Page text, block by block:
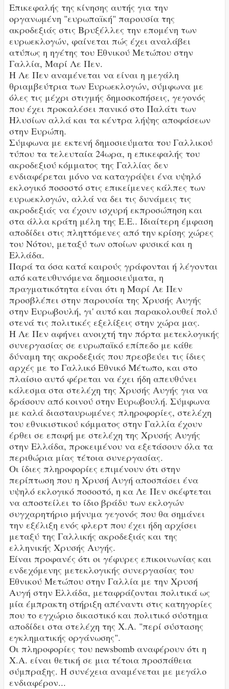
Επικεφαλής της κίνησης αυτής για την
οργανωμένη "ευρωπαϊκή" παρουσία της
ακροδεξιάς στις Βρυξέλλες την επομένη των
ευρωεκλογών, φαίνεται πώς έχει αναλάβει
ατύπως η ηγέτης του Εθνικού Μετώπου στην
Γαλλία, Μαρί Λε Πεν.
Η Λε Πεν αναμένεται να είναι η μεγάλη
θριαμβεύτρια των Ευρωεκλογών, σύμφωνα με
όλες τις μέχρι στιγμής δημοσκοπήσεις, γεγονός
που έχει προκαλέσει πανικό στο Παλάτι των
Ηλυσίων αλλά και τα κέντρα λήψης αποφάσεων
στην Ευρώπη.
Σύμφωνα με εκτενή δημοσιεύματα του Γαλλικού
τύπου τα τελευταία 24ωρα, η επικεφαλής του
ακροδεξιού κόμματος της Γαλλίας δεν
ενδιαφέρεται μόνο να καταγράψει ένα υψηλό
εκλογικό ποσοστό στις επικείμενες κάλπες των
ευρωεκλογών, αλλά να δει τις δυνάμεις τις
ακροδεξιάς να έχουν ισχυρή εκπροσώπηση και
στα άλλα κράτη μέλη της Ε.Ε.. Ιδιαίτερη έμφαση
αποδίδει στις πληττόμενες από την κρίσης χώρες
του Νότου, μεταξύ των οποίων φυσικά και η
Ελλάδα.
Παρά τα όσα κατά καιρούς γράφονται ή λέγονται
από κατευθυνόμενα δημοσιεύματα, η
πραγματικότητα είναι ότι η Μαρί Λε Πεν
προσβλέπει στην παρουσία της Χρυσής Αυγής
στην Ευρωβουλή, γι' αυτό και παρακολουθεί πολύ
στενά τις πολιτικές εξελίξεις στην χώρα μας.
Η Λε Πεν αφήνει ανοιχτή την πόρτα μετεκλογικής
συνεργασίας σε ευρωπαϊκό επίπεδο με κάθε
δύναμη της ακροδεξιάς που πρεσβεύει τις ίδιες
αρχές με το Γαλλικό Εθνικό Μέτωπο, και στο
πλαίσιο αυτό φέρεται να έχει ήδη απευθύνει
κάλεσμα στα στελέχη της Χρυσής Αυγής για να
δράσουν από κοινού στην Ευρωβουλή. Σύμφωνα
με καλά διασταυρωμένες πληροφορίες, στελέχη
του εθνικιστικού κόμματος στην Γαλλία έχουν
έρθει σε επαφή με στελέχη της Χρυσής Αυγής
στην Ελλάδα, προκειμένου να εξετάσουν όλα τα
περιθώρια μίας τέτοια συνεργασίας.
Οι ίδιες πληροφορίες επιμένουν ότι στην
περίπτωση που η Χρυσή Αυγή αποσπάσει ένα
υψηλό εκλογικό ποσοστό, η κα Λε Πεν σκέφτεται
να αποστείλει το ίδιο βράδυ των εκλογών
συγχαρητήριο μήνυμα γεγονός που θα σημάνει
την εξέλιξη ενός φλερτ που έχει ήδη αρχίσει
μεταξύ της Γαλλικής ακροδεξιάς και της
ελληνικής Χρυσής Αυγής.
Είναι προφανές ότι οι γέφυρες επικοινωνίας και
ενδεχόμενης μετεκλογικής συνεργασίας του
Εθνικού Μετώπου στην Γαλλία με την Χρυσή
Αυγή στην Ελλάδα, μεταφράζονται πολιτικά ως
μία έμπρακτη στήριξη απέναντι στις κατηγορίες
που το εγχώριο δικαστικό και πολιτικό σύστημα
αποδίδει στα στελέχη της Χ.Α. "περί σύστασης
εγκληματικής οργάνωσης".
Οι πληροφορίες του newsbomb αναφέρουν ότι η
Χ.Α. είναι θετική σε μια τέτοια προσπάθεια
σύμπραξης. Η συνέχεια αναμένεται με μεγάλο
ενδιαφέρον...